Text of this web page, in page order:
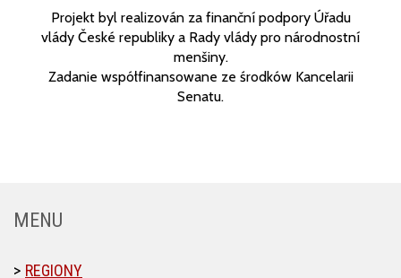
Projekt byl realizován za finanční podpory Úřadu
vlády České republiky a Rady vlády pro národnostní
menšiny.
Zadanie współfinansowane ze środków Kancelarii
Senatu.
MENU
REGIONY